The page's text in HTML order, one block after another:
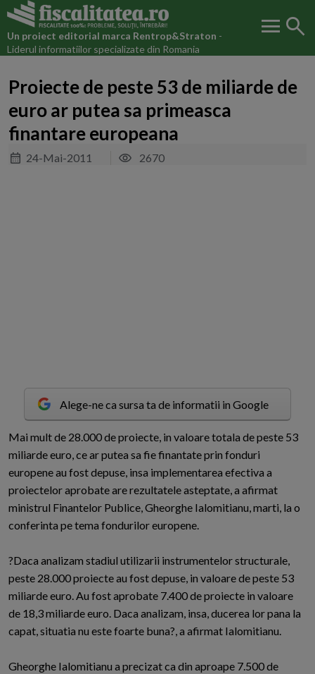
Un proiect editorial marca Rentrop&Straton -
Liderul informatiilor specializate din Romania
menu search
Proiecte de peste 53 de miliarde de
euro ar putea sa primeasca
finantare europeana
24-Mai-2011 2670
Alege-ne ca sursa ta de informatii in Google
Mai mult de 28.000 de proiecte, in valoare totala de peste 53
miliarde euro, ce ar putea sa fie finantate prin fonduri
europene au fost depuse, insa implementarea efectiva a
proiectelor aprobate are rezultatele asteptate, a afirmat
ministrul Finantelor Publice, Gheorghe Ialomitianu, marti, la o
conferinta pe tema fondurilor europene.
?Daca analizam stadiul utilizarii instrumentelor structurale,
peste 28.000 proiecte au fost depuse, in valoare de peste 53
miliarde euro. Au fost aprobate 7.400 de proiecte in valoare
de 18,3 miliarde euro. Daca analizam, insa, ducerea lor pana la
capat, situatia nu este foarte buna?, a afirmat Ialomitianu.
Gheorghe Ialomitianu a precizat ca din aproape 7.500 de